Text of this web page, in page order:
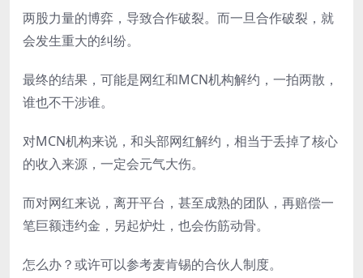
两股力量的博弈，导致合作破裂。而一旦合作破裂，就
会发生重大的纠纷。
最终的结果，可能是网红和MCN机构解约，一拍两散，
谁也不干涉谁。
对MCN机构来说，和头部网红解约，相当于丢掉了核心
的收入来源，一定会元气大伤。
而对网红来说，离开平台，甚至成熟的团队，再赔偿一
笔巨额违约金，另起炉灶，也会伤筋动骨。
怎么办？或许可以参考麦肯锡的合伙人制度。